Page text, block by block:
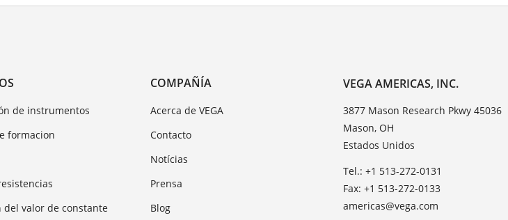
de instrumentos
formacion
del valor de constante
COMPAÑÍA
Acerca de VEGA
Contacto
Notícias
Prensa
Blog
VEGA AMERICAS, INC.
3877 Mason Research Pkwy 45036
Mason, OH
Estados Unidos
Tel.: +1 513-272-0131
Fax: +1 513-272-0133
americas@vega.com